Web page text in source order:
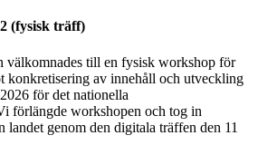
(fysisk träff)
välkomnades till en fysisk workshop för
konkretisering av innehåll och utveckling
för det nationella
förlängde workshopen och tog in
landet genom den digitala träffen den 11